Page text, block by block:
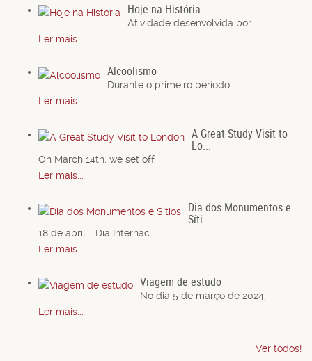
Hoje na História
Atividade desenvolvida por
Ler mais...
Alcoolismo
Durante o primeiro período
Ler mais...
A Great Study Visit to
Lo...
On March 14th, we set off
Ler mais...
Dia dos Monumentos e
Síti...
18 de abril - Dia Internac
Ler mais...
Viagem de estudo
No dia 5 de março de 2024,
Ler mais...
Ver todos!